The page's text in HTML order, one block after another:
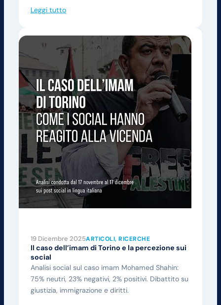
Leggi tutto
19 Dicembre 2025ARTICOLI, RICERCHE
Il caso dell’imam di Torino e la percezione sui
social
Analisi social sul caso imam Mohamed Shahin:
75% neutri, 23% negativi, 2% positivi. Dibattito su
giustizia, immigrazione e diritti.